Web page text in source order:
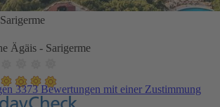
Ägäis - Sarigerme
3373 Bewertungen mit einer Zustimmung